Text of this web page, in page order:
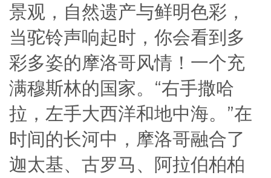
景观，自然遗产与鲜明色彩，
当驼铃声响起时，你会看到多
彩多姿的摩洛哥风情！一个充
满穆斯林的国家。“右手撒哈
拉，左手大西洋和地中海。”在
时间的长河中，摩洛哥融合了
迦太基、古罗马、阿拉伯柏柏